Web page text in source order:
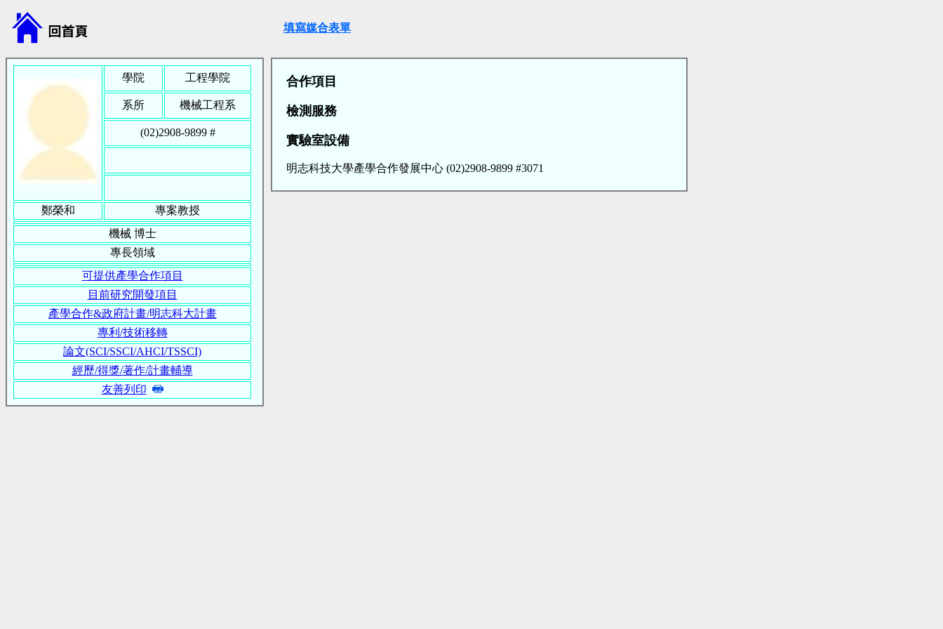
填寫媒合表單
學院 工程學院
系所 機械工程系
(02)2908-9899 #
鄭榮和
專案教授
機械 博士
專長領域
可提供產學合作項目
目前研究開發項目
產學合作&政府計畫/明志科大計畫
專利/技術移轉
論文(SCI/SSCI/AHCI/TSSCI)
經歷/得獎/著作/計畫輔導
友善列印
合作項目
檢測服務
實驗室設備
明志科技大學產學合作發展中心 (02)2908-9899 #3071